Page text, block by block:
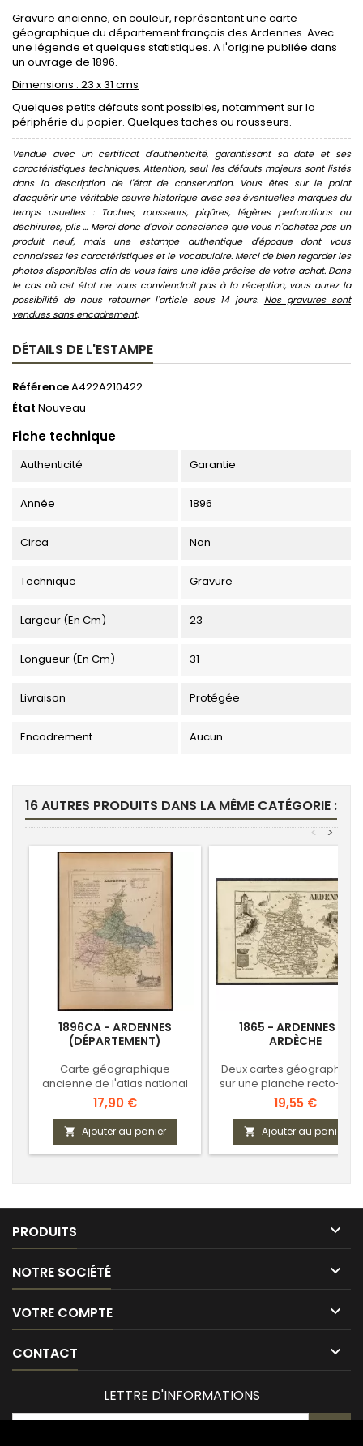
Gravure ancienne, en couleur, représentant une carte
géographique du département français des Ardennes. Avec
une légende et quelques statistiques. A l'origine publiée dans
un ouvrage de 1896.
Dimensions : 23 x 31 cms
Quelques petits défauts sont possibles, notamment sur la
périphérie du papier. Quelques taches ou rousseurs.
Vendue avec un certificat d'authenticité, garantissant sa date et ses
caractéristiques techniques. Attention, seul les défauts majeurs sont listés
dans la description de l'état de conservation. Vous êtes sur le point
d'acquérir une véritable œuvre historique avec ses éventuelles marques du
temps usuelles : Taches, rousseurs, piqûres, légères perforations ou
déchirures, plis ... Merci donc d'avoir conscience que vous n'achetez pas un
produit neuf, mais une estampe authentique d'époque dont vous
connaissez les caractéristiques et le vocabulaire. Merci de bien regarder les
photos disponibles afin de vous faire une idée précise de votre achat. Dans
le cas où cet état ne vous conviendrait pas à la réception, vous aurez la
possibilité de nous retourner l'article sous 14 jours. Nos gravures sont
vendues sans encadrement.
DÉTAILS DE L'ESTAMPE
RéférenceA422A210422
État Nouveau
Fiche technique
Authenticité Garantie
Année 1896
Circa Non
Technique Gravure
Largeur (en Cm) 23
Longueur (en Cm) 31
Livraison Protégée
Encadrement Aucun
16 AUTRES PRODUITS DANS LA MÊME CATÉGORIE :
>
<
1896CA - ARDENNES
(DÉPARTEMENT)
Carte géographique
ancienne de l'atlas national
Prix
17,90 €
 Ajouter au panier
1865 - ARDENNES ET
ARDÈCHE
Deux cartes
sur une planche recto-
Prix
19,55 €
 Ajouter au panier
PRODUITS 
NOTRE SOCIÉTÉ 
VOTRE COMPTE 
CONTACT 
LETTRE D'INFORMATIONS